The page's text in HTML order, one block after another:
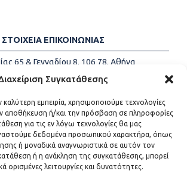
Συγκατάθεσης
καλύτερη εμπειρία, χρησιμοποιούμε τεχνολογίες
αποθήκευση ή/και την πρόσβαση σε πληροφορίες
για τις εν λόγω τεχνολογίες θα μας
δεδομένα προσωπικού χαρακτήρα, όπως
ή μοναδικά αναγνωριστικά σε αυτόν τον
ή η ανάκληση της συγκατάθεσης, μπορεί
ορισμένες λειτουργίες και δυνατότητες.
ΣΤΟΙΧΕΙΑ ΕΠΙΚΟΙΝΩΝΙΑΣ
65 & Γενναδίου 8, 106 78, Αθήνα
Τηλέφωνα:
+30 213-2147500
Email:
info@kede.gr
ΧΡΗΣΙΜΟΙ ΣΥΝΔΕΣΜΟΙ
Η ΚΕΔΕ